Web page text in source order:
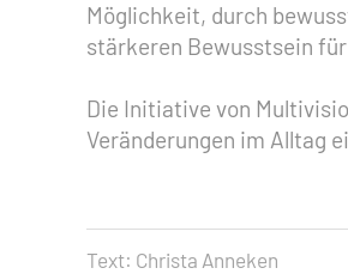
Möglichkeit, durch
stärkeren Bewusstsein
Die Initiative von
Veränderungen im Alltag
Text: Christa Anneken